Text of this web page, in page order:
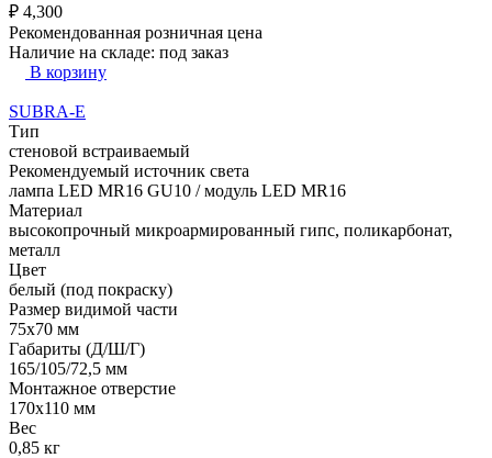
₽ 4,300
Рекомендованная розничная цена
Наличие на складе: под заказ
В корзину
SUBRA-E
Тип
стеновой встраиваемый
Рекомендуемый источник света
лампа LED MR16 GU10 / модуль LED MR16
Материал
высокопрочный микроармированный гипс, поликарбонат,
металл
Цвет
белый (под покраску)
Размер видимой части
75х70 мм
Габариты (Д/Ш/Г)
165/105/72,5 мм
Монтажное отверстие
170х110 мм
Вес
0,85 кг